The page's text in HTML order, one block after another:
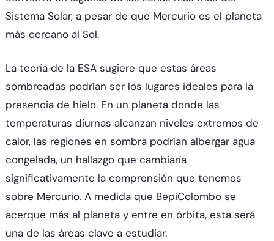
Sistema Solar, a pesar de que Mercurio es el planeta
más cercano al Sol.
La teoría de la ESA sugiere que estas áreas
sombreadas podrían ser los lugares ideales para la
presencia de hielo. En un planeta donde las
temperaturas diurnas alcanzan niveles extremos de
calor, las regiones en sombra podrían albergar agua
congelada, un hallazgo que cambiaría
significativamente la comprensión que tenemos
sobre Mercurio. A medida que BepiColombo se
acerque más al planeta y entre en órbita, esta será
una de las áreas clave a estudiar.